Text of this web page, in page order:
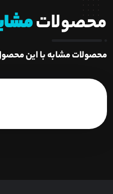
محصولات
محصولات مشابه با این